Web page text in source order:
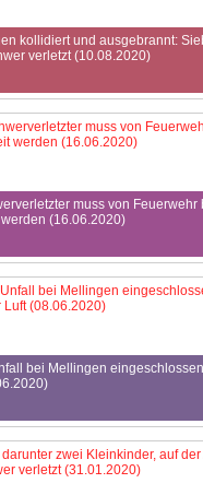
kollidiert und ausgebrannt:
verletzt (10.08.2020)
muss von Feuerwehr
(16.06.2020)
bei Mellingen